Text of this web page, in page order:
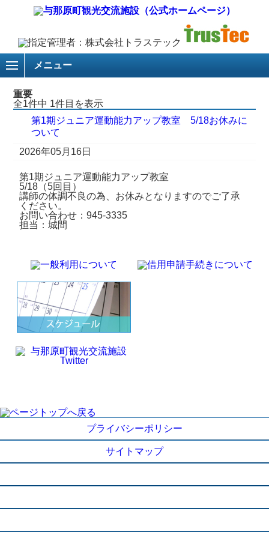
メニュー
重要
全1件中 1件目を表示
第1期ジュニア運動能力アップ教室 5/18お休みに
ついて
2026年05月16日
第1期ジュニア運動能力アップ教室
5/18（5回目）
講師の体調不良の為、お休みとなりますのでご了承
ください。
お問い合わせ：945-3335
担当：城間
プライバシーポリシー
サイトマップ